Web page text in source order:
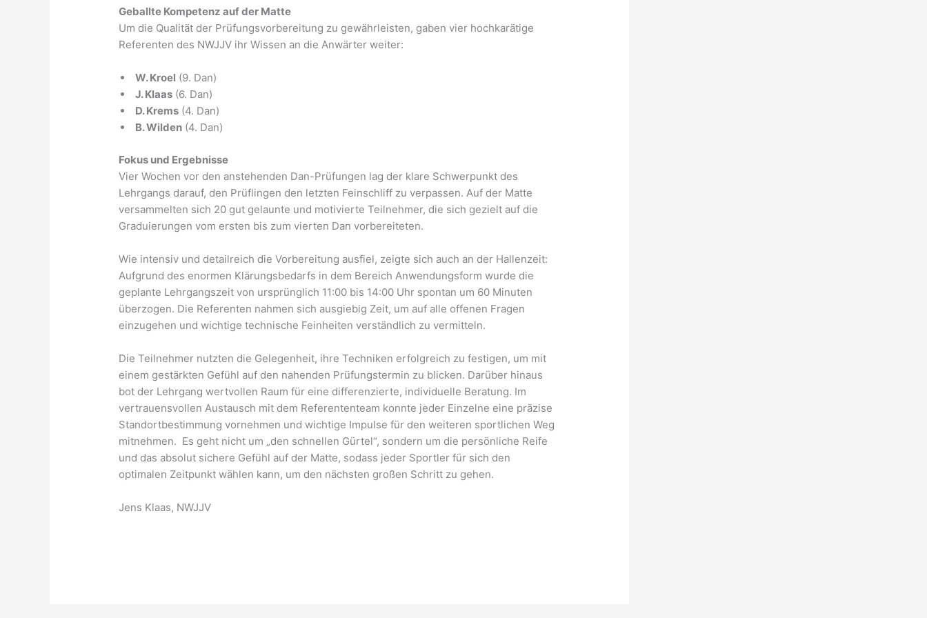
Geballte Kompetenz auf der Matte
Um die Qualität der Prüfungsvorbereitung zu gewährleisten, gaben vier hochkarätige
Referenten des NWJJV ihr Wissen an die Anwärter weiter:
W. Kroel (9. Dan)
J. Klaas (6. Dan)
D. Krems (4. Dan)
B. Wilden (4. Dan)
Fokus und Ergebnisse
Vier Wochen vor den anstehenden Dan-Prüfungen lag der klare Schwerpunkt des
Lehrgangs darauf, den Prüflingen den letzten Feinschliff zu verpassen. Auf der Matte
versammelten sich 20 gut gelaunte und motivierte Teilnehmer, die sich gezielt auf die
Graduierungen vom ersten bis zum vierten Dan vorbereiteten.
Wie intensiv und detailreich die Vorbereitung ausfiel, zeigte sich auch an der Hallenzeit:
Aufgrund des enormen Klärungsbedarfs in dem Bereich Anwendungsform wurde die
geplante Lehrgangszeit von ursprünglich 11:00 bis 14:00 Uhr spontan um 60 Minuten
überzogen. Die Referenten nahmen sich ausgiebig Zeit, um auf alle offenen Fragen
einzugehen und wichtige technische Feinheiten verständlich zu vermitteln.
Die Teilnehmer nutzten die Gelegenheit, ihre Techniken erfolgreich zu festigen, um mit
einem gestärkten Gefühl auf den nahenden Prüfungstermin zu blicken. Darüber hinaus
bot der Lehrgang wertvollen Raum für eine differenzierte, individuelle Beratung. Im
vertrauensvollen Austausch mit dem Referententeam konnte jeder Einzelne eine präzise
Standortbestimmung vornehmen und wichtige Impulse für den weiteren sportlichen Weg
mitnehmen. Es geht nicht um „den schnellen Gürtel“, sondern um die persönliche Reife
und das absolut sichere Gefühl auf der Matte, sodass jeder Sportler für sich den
optimalen Zeitpunkt wählen kann, um den nächsten großen Schritt zu gehen.
Jens Klaas, NWJJV